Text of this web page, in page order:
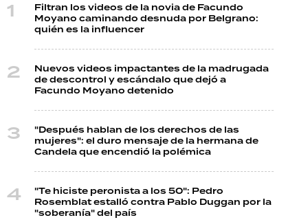
Filtran los videos de la novia de Facundo
Moyano caminando desnuda por Belgrano:
quién es la influencer
Nuevos videos impactantes de la madrugada
de descontrol y escándalo que dejó a
Facundo Moyano detenido
"Después hablan de los derechos de las
mujeres": el duro mensaje de la hermana de
Candela que encendió la polémica
"Te hiciste peronista a los 50": Pedro
Rosemblat estalló contra Pablo Duggan por la
"soberanía" del país